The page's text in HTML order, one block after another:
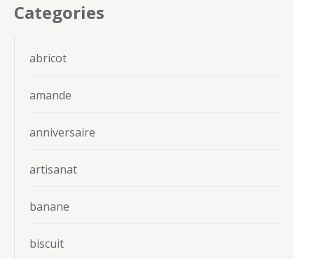
Categories
abricot
amande
anniversaire
artisanat
banane
biscuit